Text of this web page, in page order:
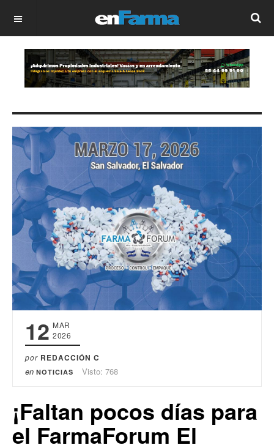
OFF CANVAS
12 MAR
2026
por REDACCIÓN C
en NOTICIAS Visto: 768
¡Faltan pocos días para
el FarmaForum El